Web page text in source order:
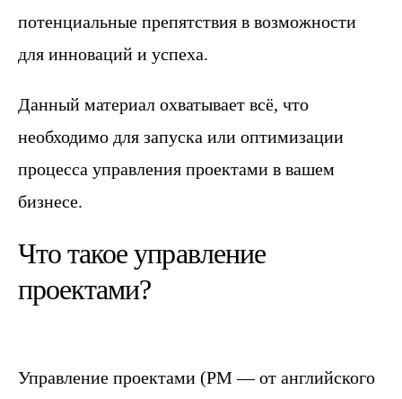
потенциальные препятствия в возможности
для инноваций и успеха.
Данный материал охватывает всё, что
необходимо для запуска или оптимизации
процесса управления проектами в вашем
бизнесе.
Что такое управление
проектами?
Управление проектами (PM — от английского